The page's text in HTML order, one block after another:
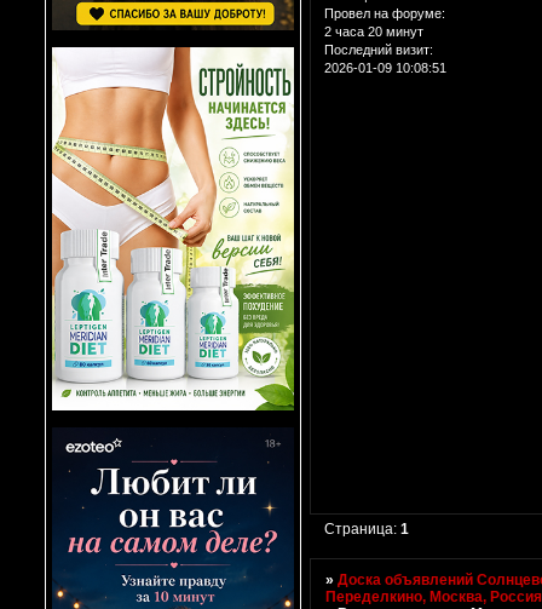
Провел на форуме:
2 часа 20 минут
Последний визит:
2026-01-09 10:08:51
Страница:1
»Доска объявлений
Переделкино, Москва, Россия